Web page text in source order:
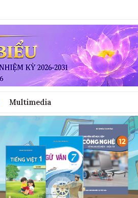
Multimedia